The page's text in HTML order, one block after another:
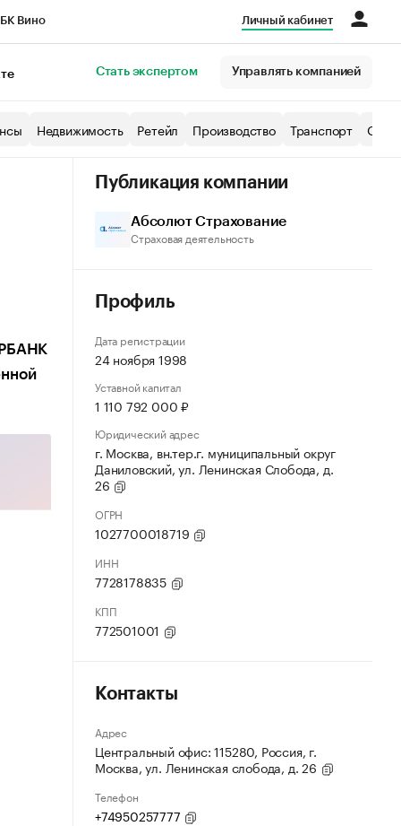
Вино Личный кабинет
Стать экспертом Управлять компанией
Недвижимость Ретейл Производство Транспорт
Публикация компании
Абсолют Страхование
Страховая деятельность
Профиль
Дата регистрации
24 ноября 1998
Уставной капитал
1 110 792 000 ₽
Юридический адрес
г. Москва, вн.тер.г. муниципальный округ
Даниловский, ул. Ленинская Слобода, д.
26
ОГРН
1027700018719
ИНН
7728178835
КПП
772501001
Контакты
Адрес
Центральный офис: 115280, Россия, г.
Москва, ул. Ленинская слобода, д. 26
Телефон
+74950257777